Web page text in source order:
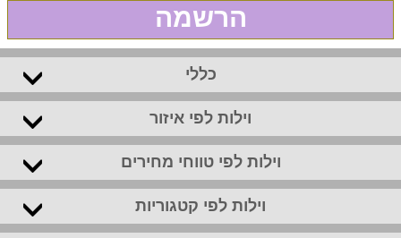
הרשמה
כללי
וילות לפי איזור
וילות לפי טווחי מחירים
וילות לפי קטגוריות